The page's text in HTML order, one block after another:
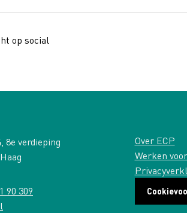
op social
8e verdieping
90 309
Over ECP
Werken